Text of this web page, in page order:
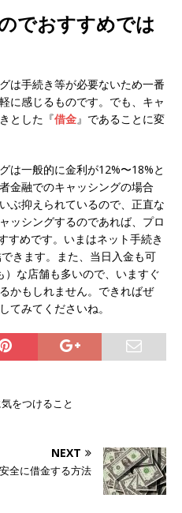
でおすすめでは
は手続き等が必要ないため一番
に感じるものです。でも、キャ
とした『借金』であることに変
は一般的に金利が12%〜18%と
金融でのキャッシングの場合
ぶ抑えられているので、正直な
ッシングするのであれば、プロ
すめです。いまはネット手続き
きます。また、当日入金も可
な店舗も多いので、いますぐ
かもしれません。できればぜ
てみてくださいね。
をつけること
NEXT
安全に借金する方法